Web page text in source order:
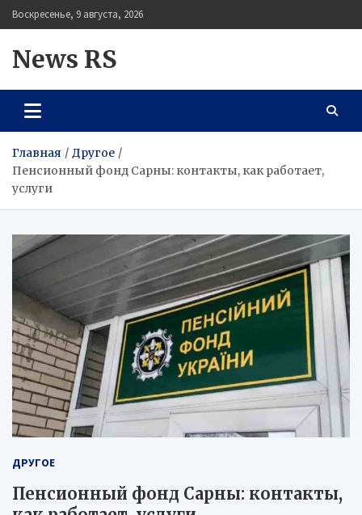
Перейти
к
Воскресенье, 9 августа, 2026
News RS
Главная
Другое
Пенсионный фонд Сарны: контакты, как работает,
услуги
ДРУГОЕ
Пенсионный фонд Сарны: контакты,